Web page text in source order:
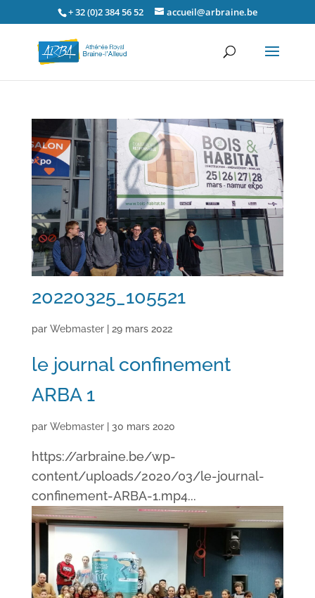
+ 32 (0)2 384 56 52 accueil@arbraine.be
20220325_105521
par Webmaster| 29 mars 2022
le journal confinement
ARBA 1
par Webmaster| 30 mars 2020
https://arbraine.be/wp-
content/uploads/2020/03/le-journal-
confinement-ARBA-1.mp4...